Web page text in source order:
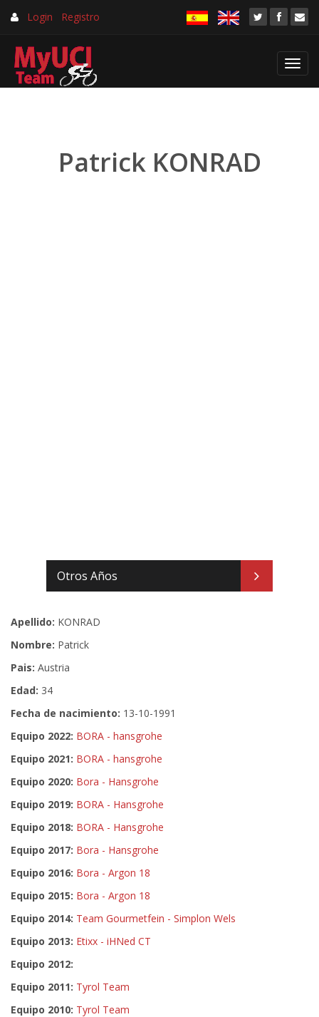
Login Registro
Patrick KONRAD
Otros Años
Apellido: KONRAD
Nombre: Patrick
Pais: Austria
Edad: 34
Fecha de nacimiento: 13-10-1991
Equipo 2022: BORA - hansgrohe
Equipo 2021: BORA - hansgrohe
Equipo 2020: Bora - Hansgrohe
Equipo 2019: BORA - Hansgrohe
Equipo 2018: BORA - Hansgrohe
Equipo 2017: Bora - Hansgrohe
Equipo 2016: Bora - Argon 18
Equipo 2015: Bora - Argon 18
Equipo 2014: Team Gourmetfein - Simplon Wels
Equipo 2013: Etixx - iHNed CT
Equipo 2012:
Equipo 2011: Tyrol Team
Equipo 2010: Tyrol Team